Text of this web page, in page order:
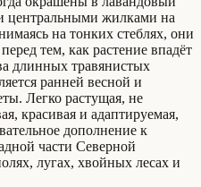
центральными жилками на
на тонких стеблях, они
тем, как растение впадёт
длинных травянистых
ранней весной и
Легко растущая, не
красивая и адаптируемая,
дополнение к
части Северной
лугах, хвойных лесах и